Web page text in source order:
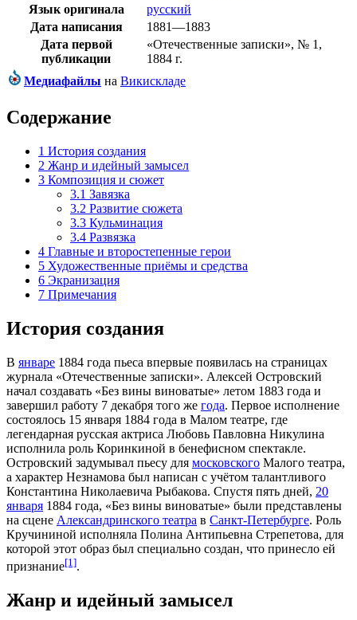
Язык оригинала
русский
Дата написания
1881—1883
Дата первой
публикации
«Отечественные записки», № 1,
1884 г.
Медиафайлы на Викискладе
Содержание
1 История создания
2 Жанр и идейный замысел
3 Композиция и сюжет
3.1 Завязка
3.2 Развитие сюжета
3.3 Кульминация
3.4 Развязка
4 Главные и второстепенные герои
5 Художественные приёмы и средства
6 Экранизация
7 Примечания
История создания
В январе 1884 года пьеса впервые появилась на страницах
журнала «Отечественные записки». Алексей Островский
начал создавать «Без вины виноватые» летом 1883 года и
завершил работу 7 декабря того же года. Первое исполнение
состоялось 15 января 1884 года в Малом театре, где
легендарная русская актриса Любовь Павловна Никулина
исполнила роль Коринкиной в бенефисном спектакле.
Островский задумывал пьесу для московского Малого театра,
а характер Незнамова был написан с учётом талантливого
Константина Николаевича Рыбакова. Спустя пять дней, 20
января 1884 года, «Без вины виноватые» были представлены
на сцене Александринского театра в Санкт-Петербурге. Роль
Кручининой исполняла Полина Антипьевна Стрепетова, для
которой этот образ был специально создан, что принесло ей
признание[1].
Жанр и идейный замысел